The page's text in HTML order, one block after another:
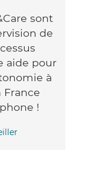
sont
de
aide pour
à
France
!